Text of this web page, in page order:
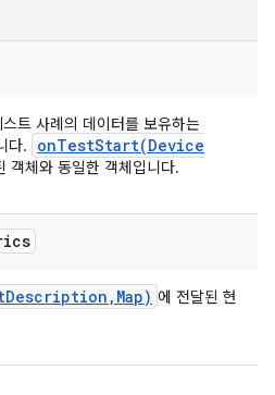
스트 사례의 데이터를 보유하는
다. onTestStart(Device
객체와 동일한 객체입니다.
Description , Map) 에 전달된 현